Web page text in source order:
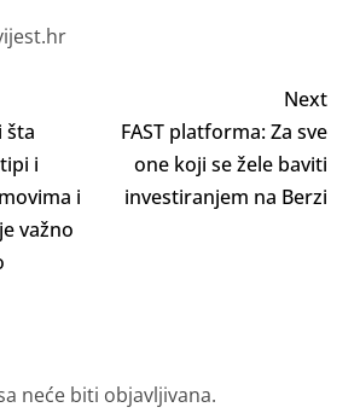
šta
i
i
važno
Next
FAST platforma: Za sve
one koji se žele baviti
investiranjem na Berzi
neće biti objavljivana.